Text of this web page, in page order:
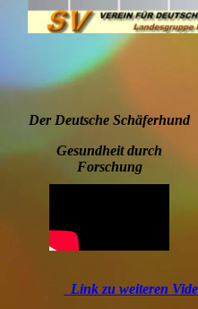
Der Deutsche Schäferhund
Gesundheit durch
Forschung
Link zu weiteren